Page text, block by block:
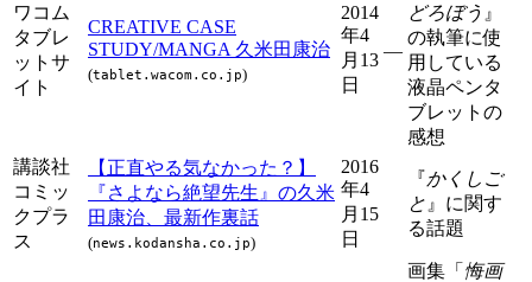
ワコム
タブレ
ットサ
イト
CREATIVE CASE
STUDY/MANGA 久米田康治
(tablet.wacom.co.jp)
2014
年4
月13
日
―
どろぼう 』
の執筆に使
用している
液晶ペンタ
ブレットの
感想
講談社
コミッ
クプラ
ス
【正直やる気なかった？】
『さよなら絶望先生』の久米
田康治、最新作裏話
(news.kodansha.co.jp)
2016
年4
月15
日
『かくしご
と 』に関す
る話題
画集「 悔画